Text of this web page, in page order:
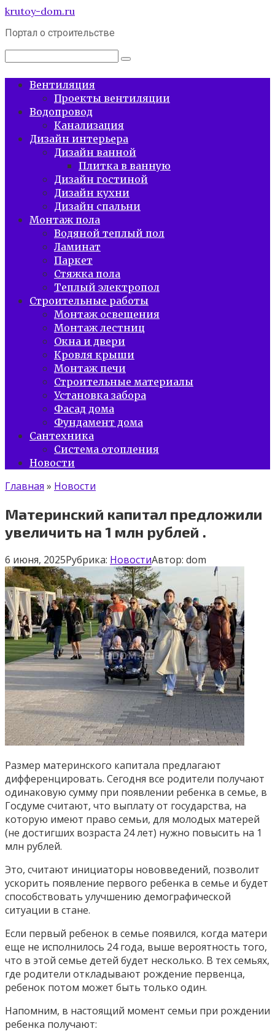
Перейти
контенту
krutoy-dom.ru
Портал о строительстве
Поиск:
Вентиляция
Проекты вентиляции
Водопровод
Канализация
Дизайн интерьера
Дизайн ванной
Плитка в ванную
Дизайн гостиной
Дизайн кухни
Дизайн спальни
Монтаж пола
Водяной теплый пол
Ламинат
Паркет
Стяжка пола
Теплый электропол
Строительные работы
Монтаж освещения
Монтаж лестниц
Окна и двери
Кровля крыши
Монтаж печи
Строительные материалы
Установка забора
Фасад дома
Фундамент дома
Сантехника
Система отопления
Новости
Главная » Новости
Материнский капитал предложили
увеличить на 1 млн рублей .
6 июня, 2025Рубрика: НовостиАвтор: dom
Размер материнского капитала предлагают
дифференцировать. Сегодня все родители получают
одинаковую сумму при появлении ребенка в семье, в
Госдуме считают, что выплату от государства, на
которую имеют право семьи, для молодых матерей
(не достигших возраста 24 лет) нужно повысить на 1
млн рублей.
Это, считают инициаторы нововведений, позволит
ускорить появление первого ребенка в семье и будет
способствовать улучшению демографической
ситуации в стане.
Если первый ребенок в семье появился, когда матери
еще не исполнилось 24 года, выше вероятность того,
что в этой семье детей будет несколько. В тех семьях,
где родители откладывают рождение первенца,
ребенок потом может быть только один.
Напомним, в настоящий момент семьи при рождении
ребенка получают: